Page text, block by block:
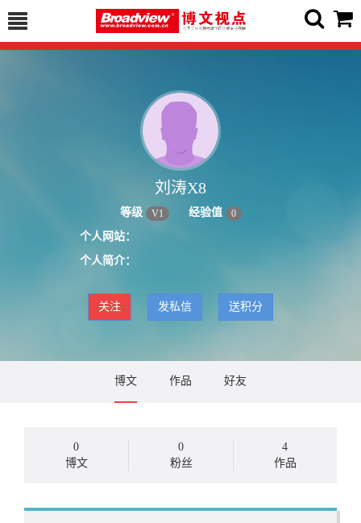
刘涛X8
等级 V1 经验值 0
个人网站：
个人简介：
关注 发私信 送积分
博文 作品 好友
0
博文
0
粉丝
4
作品